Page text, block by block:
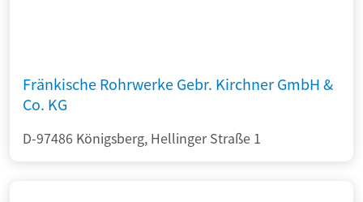
Fränkische Rohrwerke Gebr. Kirchner GmbH &
Co. KG
D-97486 Königsberg, Hellinger Straße 1